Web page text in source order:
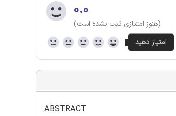
۰.۰
(هنوز امتیازی ثبت نشده است)
ABSTRACT